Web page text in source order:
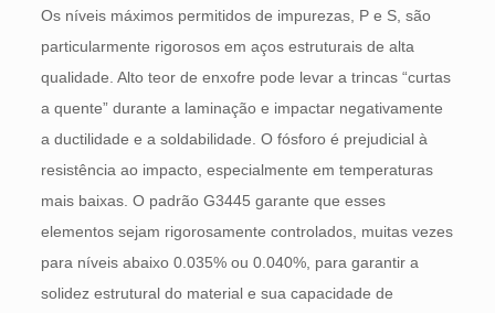
Os níveis máximos permitidos de impurezas, P e S, são
particularmente rigorosos em aços estruturais de alta
qualidade. Alto teor de enxofre pode levar a trincas “curtas
a quente” durante a laminação e impactar negativamente
a ductilidade e a soldabilidade. O fósforo é prejudicial à
resistência ao impacto, especialmente em temperaturas
mais baixas. O padrão G3445 garante que esses
elementos sejam rigorosamente controlados, muitas vezes
para níveis abaixo 0.035% ou 0.040%, para garantir a
solidez estrutural do material e sua capacidade de